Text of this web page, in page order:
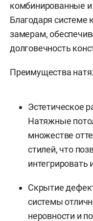
комбинированные
Благодаря системе
замерам,
долговечность
Преимущества
Эстетическое
Натяжные
множестве
стилей, что
интегрировать
Скрытие
системы
неровности и